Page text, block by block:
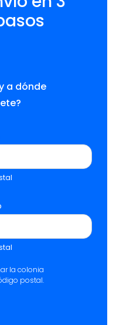
a dónde
la colonia
postal.